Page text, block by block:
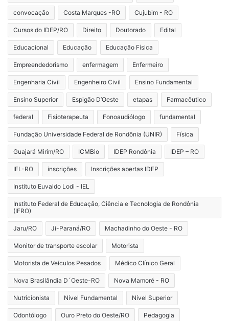
convocação Costa Marques -RO Cujubim - RO
Cursos do IDEP/RO Direito Doutorado Edital
Educacional Educação Educação Física
Empreendedorismo enfermagem Enfermeiro
Engenharia Civil Engenheiro Civil Ensino Fundamental
Ensino Superior Espigão D’Oeste etapas Farmacêutico
federal Fisioterapeuta Fonoaudiólogo fundamental
Fundação Universidade Federal de Rondônia (UNIR) Física
Guajará Mirim/RO ICMBio IDEP Rondônia IDEP – RO
IEL-RO inscrições Inscrições abertas IDEP
Instituto Euvaldo Lodi - IEL
Instituto Federal de Educação, Ciência e Tecnologia de Rondônia
(IFRO)
Jaru/RO Ji-Paraná/RO Machadinho do Oeste - RO
Monitor de transporte escolar Motorista
Motorista de Veículos Pesados Médico Clínico Geral
Nova Brasilândia D´Oeste-RO Nova Mamoré - RO
Nutricionista Nível Fundamental Nível Superior
Odontólogo Ouro Preto do Oeste/RO Pedagogia